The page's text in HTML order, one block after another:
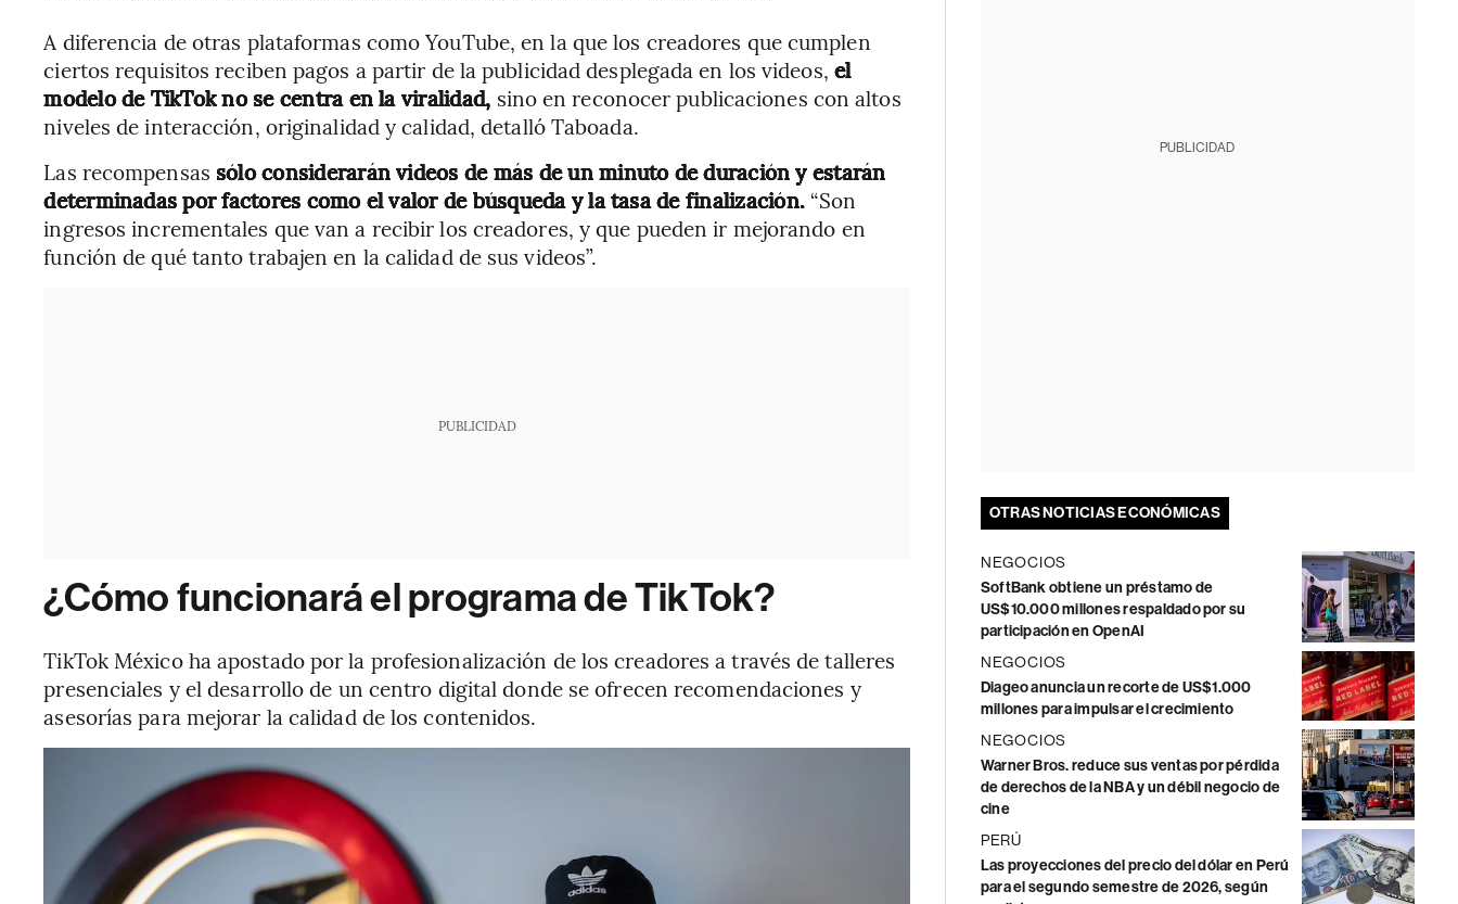
A diferencia de otras plataformas como YouTube, en la que los creadores que cumplen
ciertos requisitos reciben pagos a partir de la publicidad desplegada en los videos, el
modelo de TikTok no se centra en la viralidad, sino en reconocer publicaciones con altos
niveles de interacción, originalidad y calidad, detalló Taboada.
Las recompensas sólo considerarán videos de más de un minuto de duración y estarán
determinadas por factores como el valor de búsqueda y la tasa de finalización. “Son
ingresos incrementales que van a recibir los creadores, y que pueden ir mejorando en
función de qué tanto trabajen en la calidad de sus videos”.
PUBLICIDAD
¿Cómo funcionará el programa de TikTok?
TikTok México ha apostado por la profesionalización de los creadores a través de talleres
presenciales y el desarrollo de un centro digital donde se ofrecen recomendaciones y
asesorías para mejorar la calidad de los contenidos.
PUBLICIDAD
OTRAS NOTICIAS ECONÓMICAS
NEGOCIOS
SoftBank obtiene un préstamo de
US$10.000 millones respaldado por su
participación en OpenAI
NEGOCIOS
Diageo anuncia un recorte de US$1.000
millones para impulsar el crecimiento
NEGOCIOS
Warner Bros. reduce sus ventas por pérdida
de derechos de la NBA y un débil negocio de
cine
PERÚ
Las proyecciones del precio del dólar en Perú
para el segundo semestre de 2026, según